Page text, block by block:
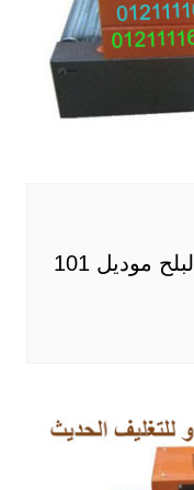
الة تغليف علب تمر وعلب البلح موديل 101